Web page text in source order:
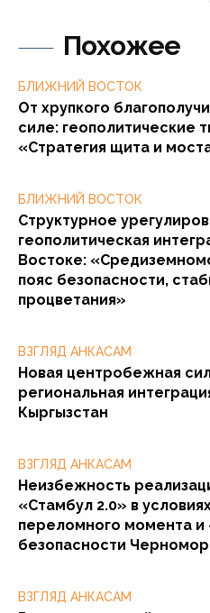
Похожее
БЛИЖНИЙ ВОСТОК
От хрупкого
силе: геополитические
«Стратегия щита и
БЛИЖНИЙ ВОСТОК
Структурное
геополитическая
Востоке:
пояс безопасности,
процветания»
ВЗГЛЯД АНКАСАМ
Новая центробежная
региональная
Кыргызстан
ВЗГЛЯД АНКАСАМ
Неизбежность
«Стамбул 2.0» в
переломного момента
безопасности
ВЗГЛЯД АНКАСАМ